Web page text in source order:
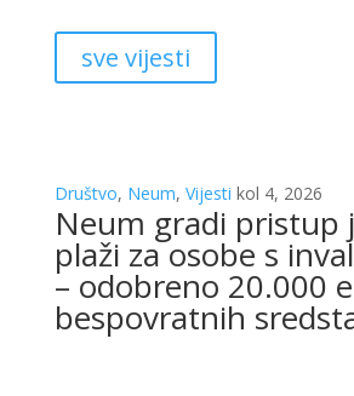
sve vijesti
Društvo, Neum, Vijesti kol 4, 2026
Neum gradi pristup
plaži za osobe s
– odobreno 20.000
bespovratnih